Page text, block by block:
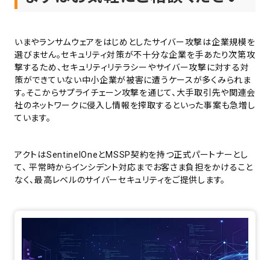
いまやランサムウェアをはじめとしたサイバー攻撃は企業規模を
選びません。セキュリティ対策が不十分な企業を手あたり次第攻
撃するため、セキュリティリテラシーやサイバー攻撃に対する対
策ができていない中小企業が被害に遭うケースが多くみられま
す。そこからサプライチェーン攻撃を通じて、大手取引先や関連会
社のネットワークに侵入し情報を搾取するといった事案も急増し
ています。
アクトはSentinelOneとMSSP契約を持つ正式パートナーとし
て、 平常時からインシデント対応までお客さま負担をかけること
なく、最高レベルのサイバーセキュリティをご提供します。